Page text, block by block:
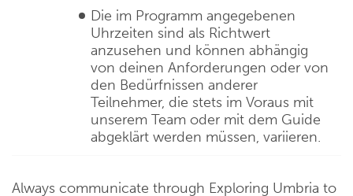
Die im Programm angegebenen
Uhrzeiten sind als Richtwert
anzusehen und können abhängig
von deinen Anforderungen oder von
den Bedürfnissen anderer
Teilnehmer, die stets im Voraus mit
unserem Team oder mit dem Guide
abgeklärt werden müssen, variieren.
Always communicate through Exploring Umbria to